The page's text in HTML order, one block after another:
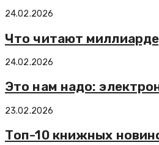
24.02.2026
Что читают
24.02.2026
Это нам надо:
23.02.2026
Топ-10 книжных